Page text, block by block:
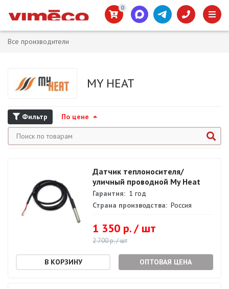
0
Все производители
MY HEAT
Фильтр По цене
Датчик теплоносителя/
уличный проводной My Heat
Гарантия: 1 год
Страна производства: Россия
1 350 р. / шт
2 700 р. / шт
ОПТОВАЯ ЦЕНА